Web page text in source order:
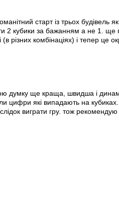
старт із трьох будівель
2 кубики за бажанням а не 1. ще
різних комбінаціях) і тепер це
думку ще краща, швидша і
цифри які випадають на
виграти гру. тож